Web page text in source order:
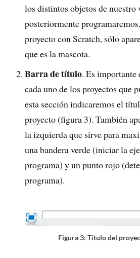
los distintos objetos de nuestro
posteriormente
proyecto con Scratch, sólo
que es la mascota.
Barra de título. Es importante
cada uno de los proyectos que
esta sección indicaremos el
proyecto (figura 3). También
la izquierda que sirve para
una bandera verde (iniciar la
programa) y un punto rojo
programa).
Figura 3: Título del